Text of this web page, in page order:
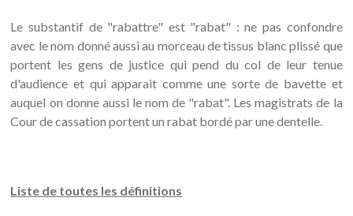
Le substantif de "rabattre" est "rabat" : ne pas confondre
avec le nom donné aussi au morceau de tissus blanc plissé que
portent les gens de justice qui pend du col de leur tenue
d'audience et qui apparait comme une sorte de bavette et
auquel on donne aussi le nom de "rabat". Les magistrats de la
Cour de cassation portent un rabat bordé par une dentelle.
Liste de toutes les définitions